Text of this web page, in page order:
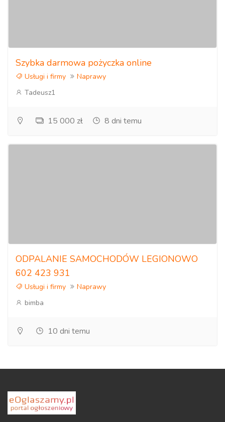
Szybka darmowa pożyczka online
Usługi i firmy
Naprawy
Tadeusz1
15 000 zł 8 dni temu
ODPALANIE SAMOCHODÓW LEGIONOWO
602 423 931
Usługi i firmy
Naprawy
bimba
10 dni temu